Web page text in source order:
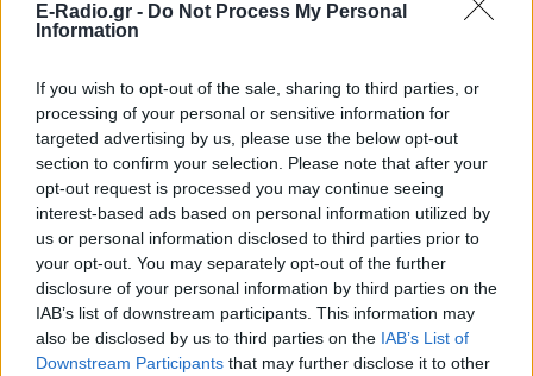
E-Radio.gr - Do Not Process My Personal
Information
If you wish to opt-out of the sale, sharing to third parties, or
processing of your personal or sensitive information for
targeted advertising by us, please use the below opt-out
section to confirm your selection. Please note that after your
opt-out request is processed you may continue seeing
interest-based ads based on personal information utilized by
us or personal information disclosed to third parties prior to
your opt-out. You may separately opt-out of the further
disclosure of your personal information by third parties on the
IAB’s list of downstream participants. This information may
also be disclosed by us to third parties on the IAB’s List of
Downstream Participants that may further disclose it to other
Οι συναυλίες επιτέλους
βγάζουν φτηνά εισιτήρια ‑
Ποιοι καλλιτέχνες κατέβασαν
τις τιμές
ΠΡΙΝ 3 ΏΡΕΣ
Οι fans δεν αντέχουν άλλες αυξήσεις: Τα
φθηνά εισιτήρια που εξαφανίζονται σε
λίγα λεπτά
Ο διάσημος κιθαρίστας απο τον
οποιο εμπνεύστηκε το όνομα